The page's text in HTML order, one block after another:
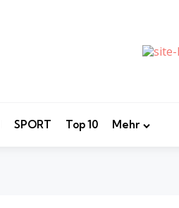
SPORT Top 10 Mehr